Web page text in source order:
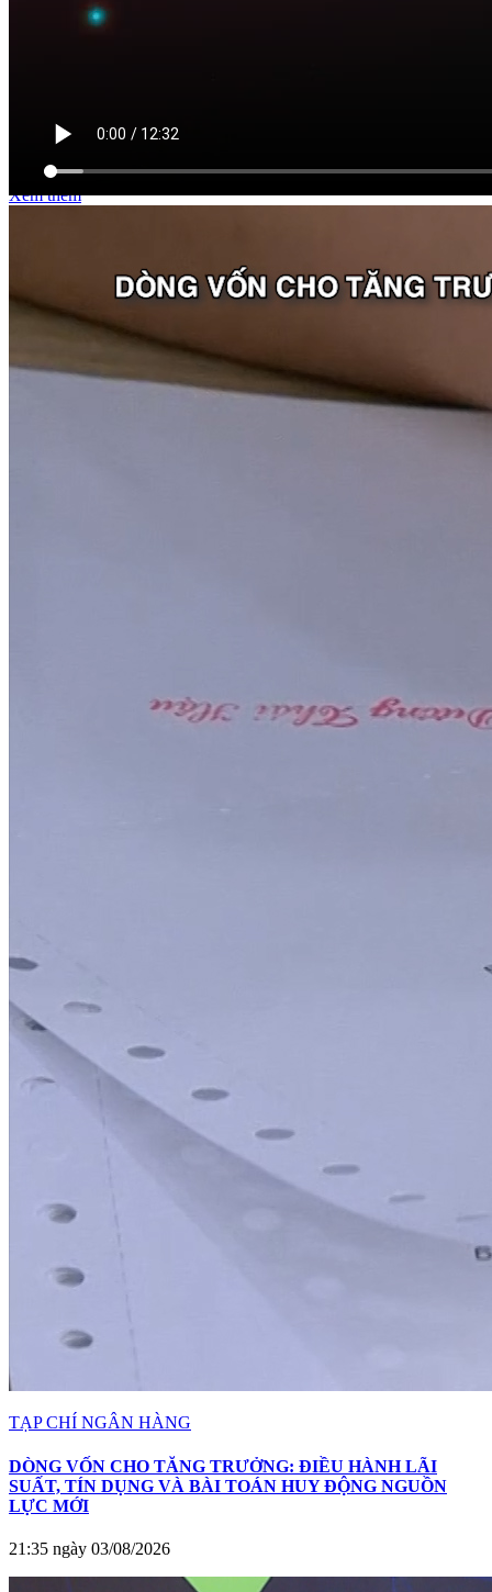
quốc tế thì các doanh nghiệp cũng đang phải đối mặt với không
ít thách thức. Để thúc đẩy dòng vốn xanh, hướng tới mục tiêu
Xem thêm
TẠP CHÍ NGÂN HÀNG
DÒNG VỐN CHO TĂNG TRƯỞNG: ĐIỀU HÀNH LÃI
SUẤT, TÍN DỤNG VÀ BÀI TOÁN HUY ĐỘNG NGUỒN
LỰC MỚI
21:35 ngày 03/08/2026